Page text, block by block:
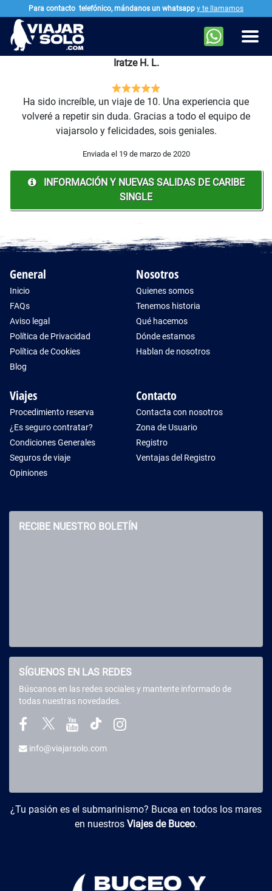
Ir al contenido principal
Iratze H. L.
Ha sido increíble, un viaje de 10. Una experiencia que
volveré a repetir sin duda. Gracias a todo el equipo de
viajarsolo y felicidades, sois geniales.
Enviada el 19 de marzo de 2020
INFORMACIÓN Y NUEVAS SALIDAS DE CARIBE
SINGLE
General
Inicio
FAQs
Aviso legal
Política de Privacidad
Política de Cookies
Blog
Nosotros
Quienes somos
Tenemos historia
Qué hacemos
Dónde estamos
Hablan de nosotros
Viajes
Procedimiento reserva
¿Es seguro contratar?
Condiciones Generales
Seguros de viaje
Opiniones
Contacto
Contacta con nosotros
Zona de Usuario
Registro
Ventajas del Registro
RECIBE NUESTRO BOLETÍN
SÍGUENOS EN LAS REDES
Búscanos en las redes sociales y mantente informado de
todas nuestras novedades.
info@viajarsolo.com
Buceo y Viajes
¿Tu pasión es el submarinismo? Bucea en todos los mares
en nuestros Viajes de Buceo.
Para contacto telefónico, mándanos un whatsapp y te llamamos